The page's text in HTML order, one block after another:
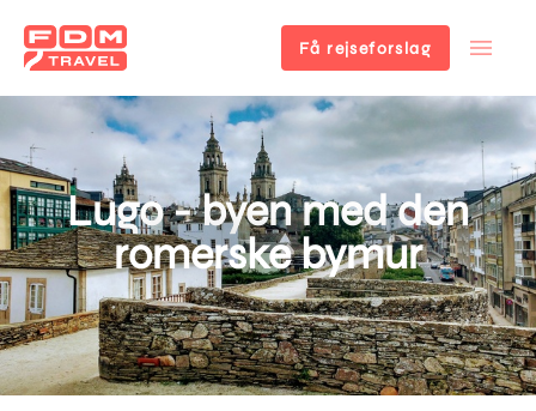
hovedindhold
Få rejseforslag
Lugo - byen med den
romerske bymur